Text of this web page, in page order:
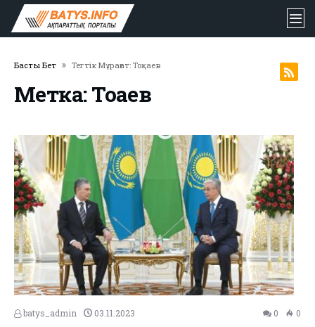
Басты Бет Тегтік Мұрағат: Тоқаев
Метка: Тоқаев
batys_admin 03.11.2023 0 0